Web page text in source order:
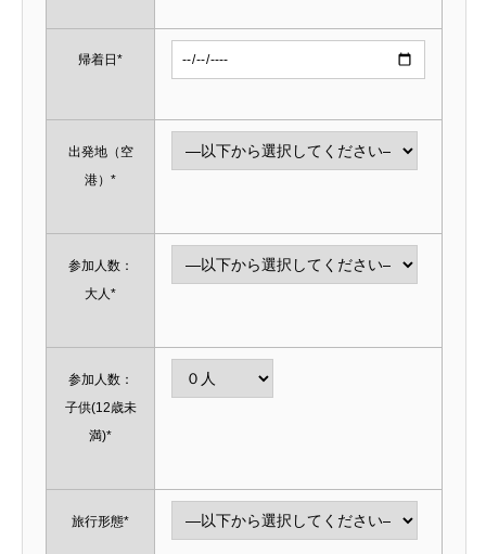
帰着日*
出発地（空
港）*
参加人数：
大人*
参加人数：
子供(12歳未
満)*
旅行形態*